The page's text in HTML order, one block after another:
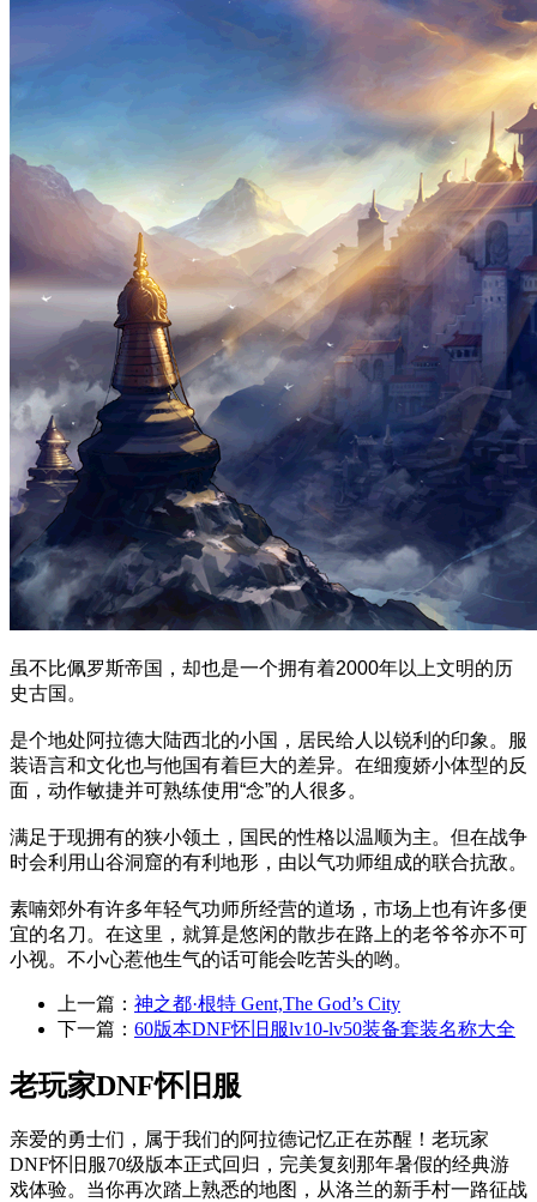
虽不比佩罗斯帝国，却也是一个拥有着2000年以上文明的历
史古国。
是个地处阿拉德大陆西北的小国，居民给人以锐利的印象。服
装语言和文化也与他国有着巨大的差异。在细瘦娇小体型的反
面，动作敏捷并可熟练使用“念”的人很多。
满足于现拥有的狭小领土，国民的性格以温顺为主。但在战争
时会利用山谷洞窟的有利地形，由以气功师组成的联合抗敌。
素喃郊外有许多年轻气功师所经营的道场，市场上也有许多便
宜的名刀。在这里，就算是悠闲的散步在路上的老爷爷亦不可
小视。不小心惹他生气的话可能会吃苦头的哟。
上一篇： 神之都·根特 Gent,The God’s City
下一篇： 60版本DNF怀旧服lv10-lv50装备套装名称大全
老玩家DNF怀旧服
亲爱的勇士们，属于我们的阿拉德记忆正在苏醒！老玩家
DNF怀旧服70级版本正式回归，完美复刻那年暑假的经典游
戏体验。当你再次踏上熟悉的地图，从洛兰的新手村一路征战